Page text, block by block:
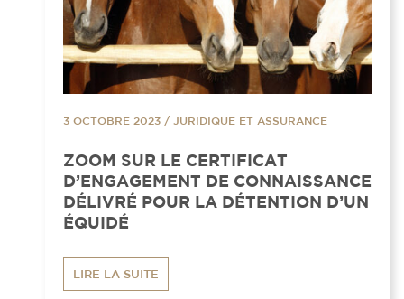
3 OCTOBRE 2023 / JURIDIQUE ET ASSURANCE
ZOOM SUR LE CERTIFICAT
D’ENGAGEMENT DE CONNAISSANCE
DÉLIVRÉ POUR LA DÉTENTION D’UN
ÉQUIDÉ
LIRE LA SUITE